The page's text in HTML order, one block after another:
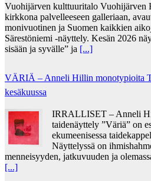
Vuohijärven kulttuuritalo Vuohijärven
kirkkona palvelleeseen galleriaan,
monivuotinen ja Suomen kaikkien
Särestöniemi -näyttely. Kesän 2026
sisään ja syvälle” ja [...]
VÄRIÄ – Anneli Hillin monotypioita
kesäkuussa
IRRALLISET – Anneli
taidenäyttely ”Väriä” on
ekumeenisessa
Näyttelyssä on
menneisyyden, jatkuvuuden ja
[...]